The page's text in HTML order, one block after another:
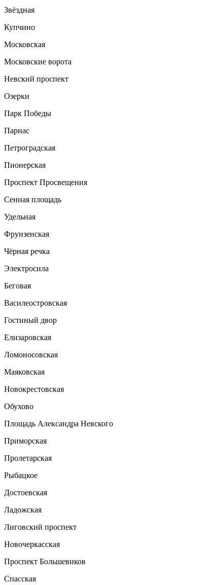
Звёздная
Купчино
Московская
Московские ворота
Невский проспект
Озерки
Парк Победы
Парнас
Петроградская
Пионерская
Проспект Просвещения
Сенная площадь
Удельная
Фрунзенская
Чёрная речка
Электросила
Беговая
Василеостровская
Гостиный двор
Елизаровская
Ломоносовская
Маяковская
Новокрестовская
Обухово
Площадь Александра Невского
Приморская
Пролетарская
Рыбацкое
Достоевская
Ладожская
Лиговский проспект
Новочеркасская
Проспект Большевиков
Спасская